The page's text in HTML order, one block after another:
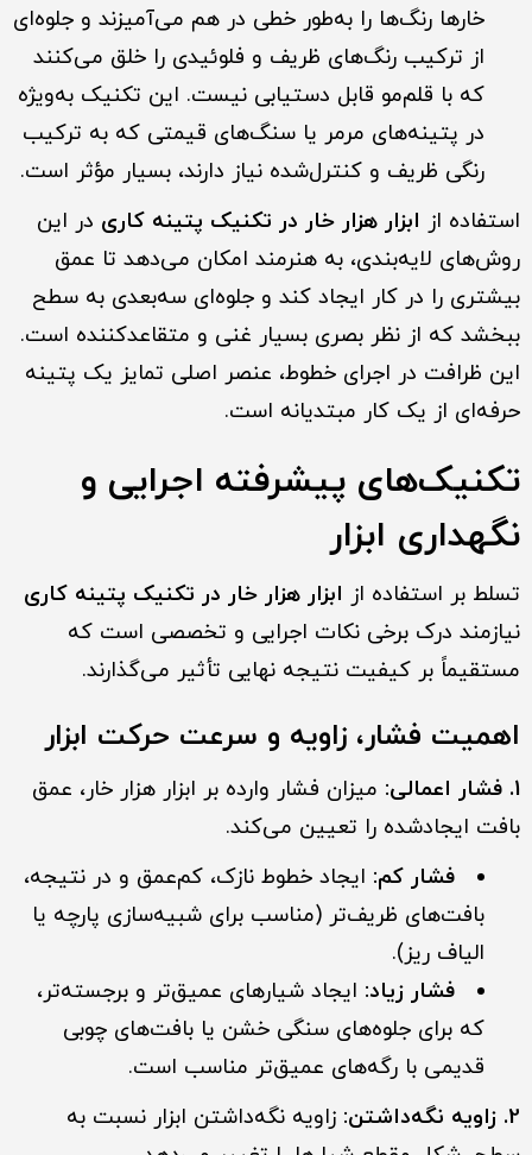
خارها رنگ‌ها را به‌طور خطی در هم می‌آمیزند و جلوه‌ای
از ترکیب رنگ‌های ظریف و فلوئیدی را خلق می‌کنند
که با قلم‌مو قابل دستیابی نیست. این تکنیک به‌ویژه
در پتینه‌های مرمر یا سنگ‌های قیمتی که به ترکیب
رنگی ظریف و کنترل‌شده نیاز دارند، بسیار مؤثر است.
استفاده از ابزار هزار خار در تکنیک پتینه کاری در این
روش‌های لایه‌بندی، به هنرمند امکان می‌دهد تا عمق
بیشتری را در کار ایجاد کند و جلوه‌ای سه‌بعدی به سطح
ببخشد که از نظر بصری بسیار غنی و متقاعدکننده است.
این ظرافت در اجرای خطوط، عنصر اصلی تمایز یک پتینه
حرفه‌ای از یک کار مبتدیانه است.
تکنیک‌های پیشرفته اجرایی و
نگهداری ابزار
تسلط بر استفاده از ابزار هزار خار در تکنیک پتینه کاری
نیازمند درک برخی نکات اجرایی و تخصصی است که
مستقیماً بر کیفیت نتیجه نهایی تأثیر می‌گذارند.
اهمیت فشار، زاویه و سرعت حرکت ابزار
1. فشار اعمالی:
میزان فشار وارده بر ابزار هزار خار، عمق
بافت ایجادشده را تعیین می‌کند.
فشار کم: ایجاد خطوط نازک، کم‌عمق و در نتیجه،
بافت‌های ظریف‌تر (مناسب برای شبیه‌سازی پارچه یا
الیاف ریز).
فشار زیاد: ایجاد شیارهای عمیق‌تر و برجسته‌تر،
که برای جلوه‌های سنگی خشن یا بافت‌های چوبی
قدیمی با رگه‌های عمیق‌تر مناسب است.
2. زاویه نگه‌داشتن:
زاویه نگه‌داشتن ابزار نسبت به